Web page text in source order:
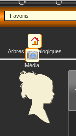
Favoris
Arbres généalogiques
Média